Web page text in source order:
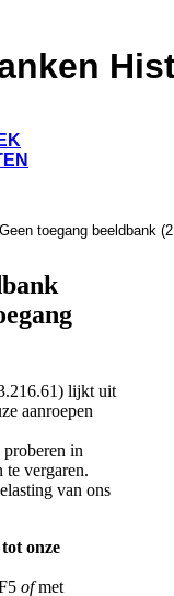
toegang beeldbank
lijkt uit
aanroepen
in
te vergaren.
van ons
onze
ofmet